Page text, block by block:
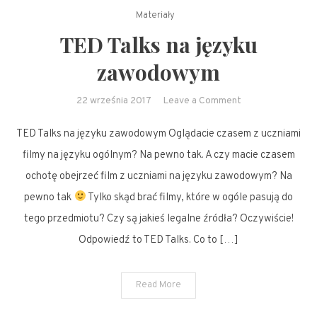
Materiały
TED Talks na języku
zawodowym
22 września 2017 Leave a Commenton
Talks
na
języku
TED Talks na języku zawodowym Oglądacie czasem z uczniami
filmy na języku ogólnym? Na pewno tak. A czy macie czasem
ochotę obejrzeć film z uczniami na języku zawodowym? Na
pewno tak
Tylko skąd brać filmy, które w ogóle pasują do
tego przedmiotu? Czy są jakieś legalne źródła? Oczywiście!
Odpowiedź to TED Talks. Co to […]
Read More